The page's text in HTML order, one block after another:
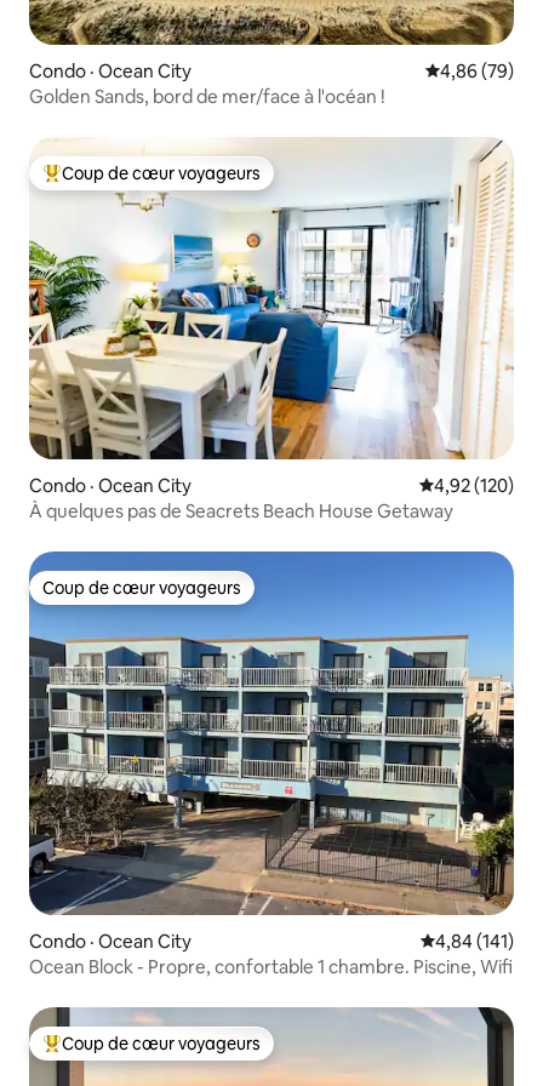
Condo · Ocean City Note
4,86 (79)
Golden Sands, bord de mer/face à l'océan !
Coup de cœur voyageurs parmi les plus aimés
Coup de cœur voyageurs
Condo · Ocean City Note
4,92 (120)
À quelques pas de Seacrets Beach House Getaway
Coup de cœur voyageurs
Coup de cœur voyageurs
Condo · Ocean City Note
4,84 (141)
Ocean Block - Propre, confortable 1 chambre. Piscine, Wifi
Coup de cœur voyageurs parmi les plus aimés
Coup de cœur voyageurs